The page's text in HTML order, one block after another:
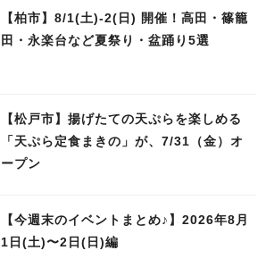
【柏市】8/1(土)‐2(日) 開催！高田・篠籠
田・永楽台など夏祭り・盆踊り5選
【松戸市】揚げたての天ぷらを楽しめる
「天ぷら定食まきの」が、7/31（金）オ
ープン
【今週末のイベントまとめ♪】2026年8月
1日(土)〜2日(日)編